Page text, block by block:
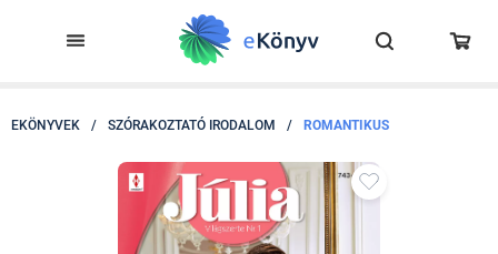
EKÖNYVEK / SZÓRAKOZTATÓ IRODALOM / ROMANTIKUS